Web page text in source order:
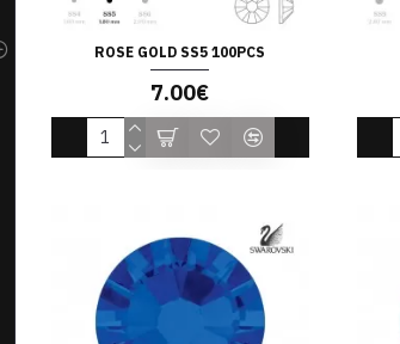
ROSE GOLD SS5 100PCS
7.00€